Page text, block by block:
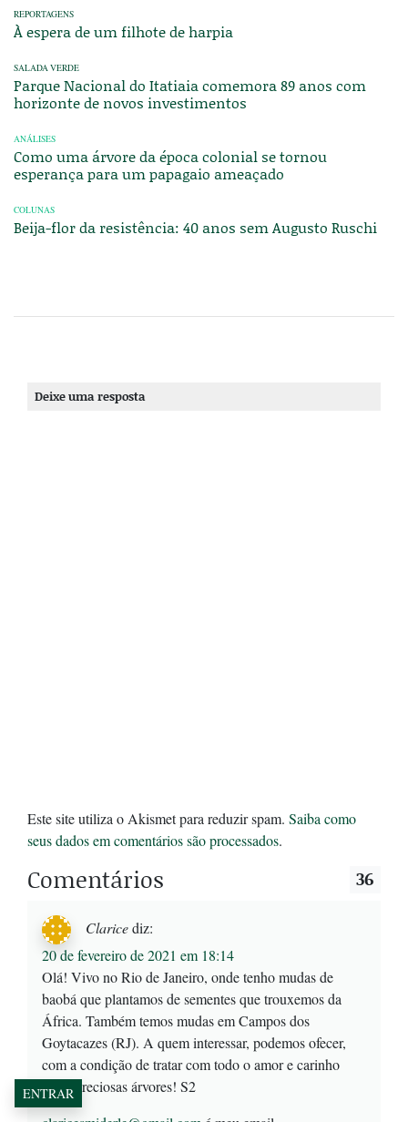
REPORTAGENS
À espera de um filhote de harpia
SALADA VERDE
Parque Nacional do Itatiaia comemora 89 anos com
horizonte de novos investimentos
ANÁLISES
Como uma árvore da época colonial se tornou
esperança para um papagaio ameaçado
COLUNAS
Beija-flor da resistência: 40 anos sem Augusto Ruschi
Deixe uma resposta
Este site utiliza o Akismet para reduzir spam. Saiba como
seus dados em comentários são processados.
Comentários 36
Claricediz:
20 de fevereiro de 2021 em 18:14
Olá! Vivo no Rio de Janeiro, onde tenho mudas de
baobá que plantamos de sementes que trouxemos da
África. Também temos mudas em Campos dos
Goytacazes (RJ). A quem interessar, podemos ofecer,
com a condição de tratar com todo o amor e carinho
essas preciosas árvores! S2
ENTRAR